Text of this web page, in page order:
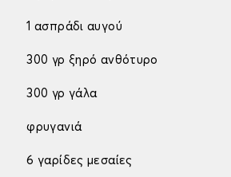
1 ασπράδι αυγού
300 γρ ξηρό ανθότυρο
300 γρ γάλα
φρυγανιά
6 γαρίδες μεσαίες